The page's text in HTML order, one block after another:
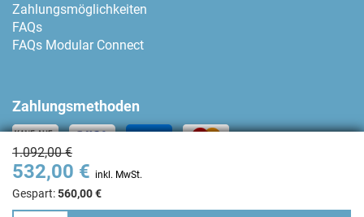
1.092,00 €
532,00 € inkl. MwSt.
Gespart:560,00 €
Zahlungsmöglichkeiten
FAQs
FAQs Modular Connect
Zahlungsmethoden
Kontakt
+34 93 80 04 874